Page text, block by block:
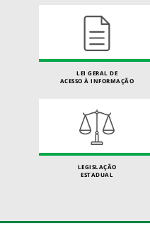
LEI GERAL DE
ACESSO À INFORMAÇÃO
LEGISLAÇÃO
ESTADUAL